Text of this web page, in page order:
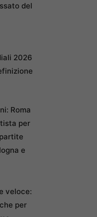
del
2026
Roma
per
e
veloce:
per